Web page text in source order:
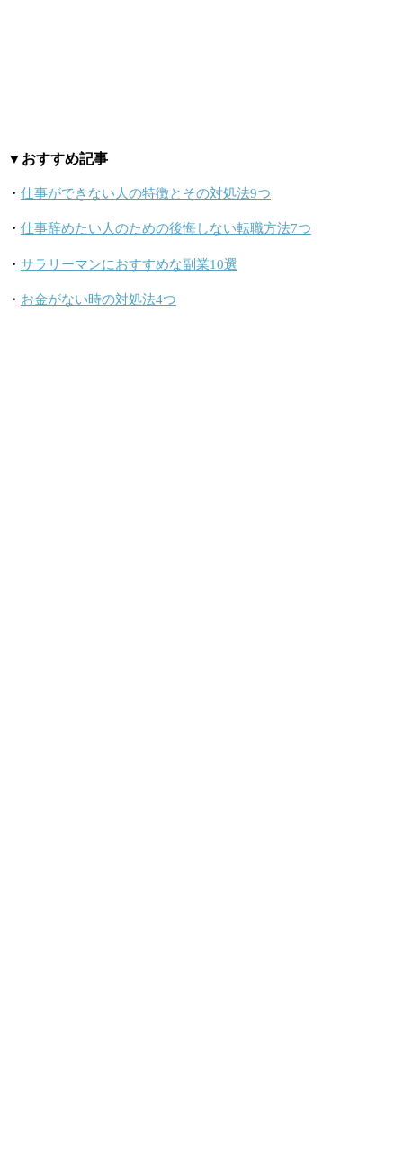
▼おすすめ記事
・ 仕事ができない人の特徴とその対処法9つ
・ 仕事辞めたい人のための後悔しない転職方法7つ
・ サラリーマンにおすすめな副業10選
・ お金がない時の対処法4つ